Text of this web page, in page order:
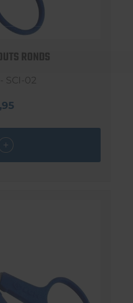
RONDS
SCI-02